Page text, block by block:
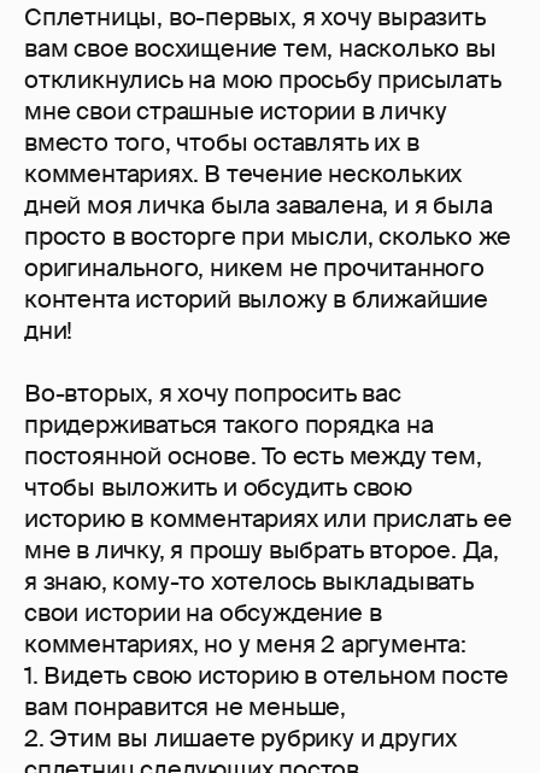
Сплетницы, во-первых, я хочу выразить
вам свое восхищение тем, насколько вы
откликнулись на мою просьбу присылать
мне свои страшные истории в личку
вместо того, чтобы оставлять их в
комментариях. В течение нескольких
дней моя личка была завалена, и я была
просто в восторге при мысли, сколько же
оригинального, никем не прочитанного
контента историй выложу в ближайшие
дни!
Во-вторых, я хочу попросить вас
придерживаться такого порядка на
постоянной основе. То есть между тем,
чтобы выложить и обсудить свою
историю в комментариях или прислать ее
мне в личку, я прошу выбрать второе. Да,
я знаю, кому-то хотелось выкладывать
свои истории на обсуждение в
комментариях, но у меня 2 аргумента:
1. Видеть свою историю в отельном посте
вам понравится не меньше,
2. Этим вы лишаете рубрику и других